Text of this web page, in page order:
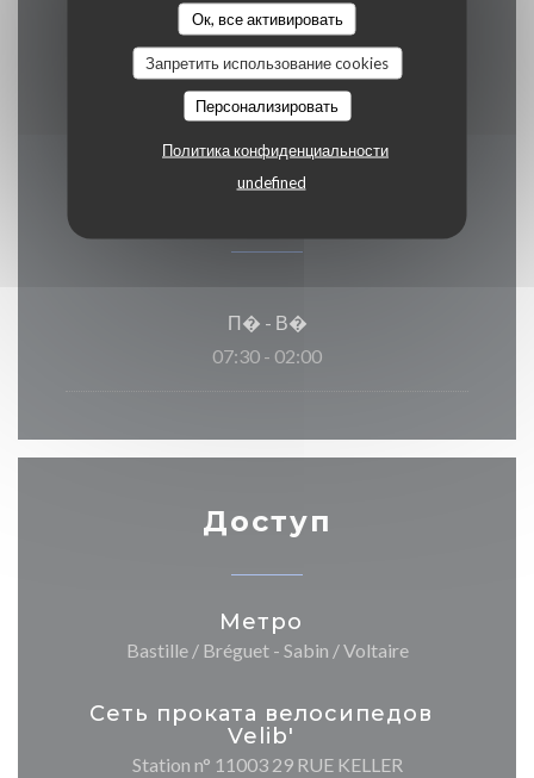
Ок, все активировать
Запретить использование cookies
Персонализировать
Политика конфиденциальности
undefined
Денежные средства, виза, Дебетовая
карточка
Часы работы
П� - В�
07:30 - 02:00
Доступ
Метро
Bastille / Bréguet - Sabin / Voltaire
Сеть проката велосипедов
Velib'
Station n° 11003 29 RUE KELLER